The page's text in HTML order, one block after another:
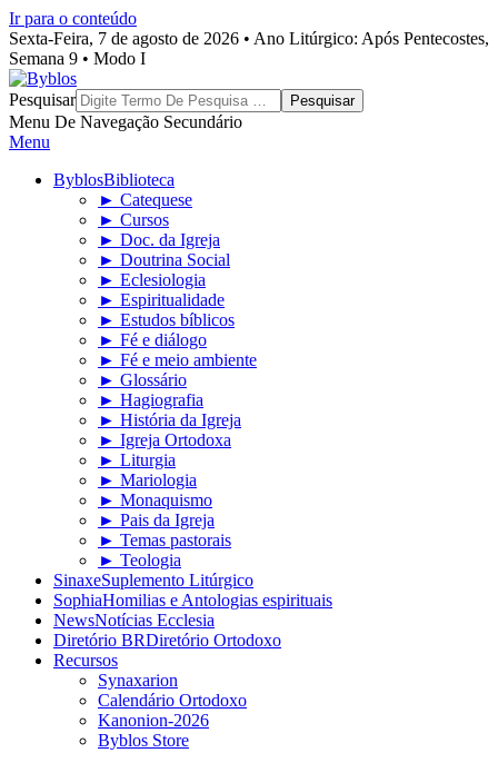
Ir para o conteúdo
Sexta-Feira, 7 de agosto de 2026 • Ano Litúrgico: Após Pentecostes,
Semana 9 • Modo I
Byblos
Pesquisar
Menu De Navegação Secundário
Menu
ByblosBiblioteca
► Catequese
► Cursos
► Doc. da Igreja
► Doutrina Social
► Eclesiologia
► Espiritualidade
► Estudos bíblicos
► Fé e diálogo
► Fé e meio ambiente
► Glossário
► Hagiografia
► História da Igreja
► Igreja Ortodoxa
► Liturgia
► Mariologia
► Monaquismo
► Pais da Igreja
► Temas pastorais
► Teologia
SinaxeSuplemento Litúrgico
SophiaHomilias e Antologias espirituais
NewsNotícias Ecclesia
Diretório BRDiretório Ortodoxo
Recursos
Synaxarion
Calendário Ortodoxo
Kanonion-2026
Byblos Store